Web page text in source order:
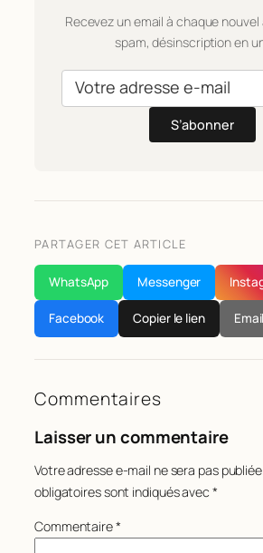
Recevez un email à chaque nouvel
spam, désinscription en
S’abonner
PARTAGER CET ARTICLE
WhatsApp Messenger
Facebook Copier le lien Email
Commentaires
Laisser un commentaire
Votre adresse e-mail ne sera pas
obligatoires sont indiqués avec *
Commentaire*